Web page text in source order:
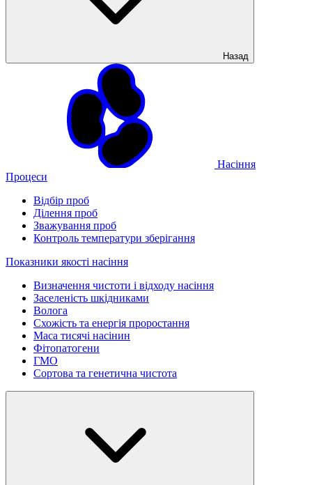
Назад
Насіння
Процеси
Відбір проб
Ділення проб
Зважування проб
Контроль температури зберігання
Показники якості насіння
Визначення чистоти і відходу насіння
Заселеність шкідниками
Волога
Схожість та енергія проростання
Маса тисячі насінин
Фітопатогени
ГМО
Сортова та генетична чистота